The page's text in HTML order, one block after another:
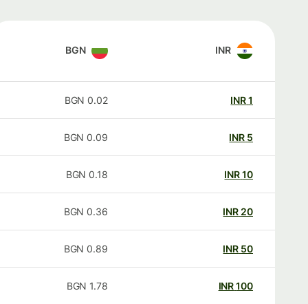
INR
BGN
INR
0.02
BGN
INR
0.09
BGN
INR
0.18
BGN
20
INR
0.36
BGN
50
INR
0.89
BGN
100
INR
1.78
BGN